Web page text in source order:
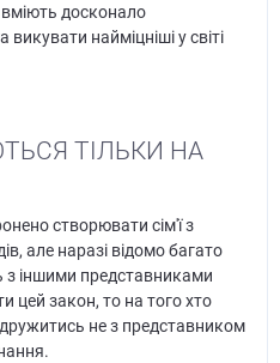
досконало
найміцніші у світі
ТІЛЬКИ НА
створювати сім'ї з
але наразі відомо багато
іншими представниками
цей закон, то на того хто
не з представником